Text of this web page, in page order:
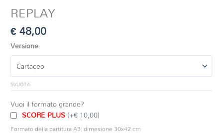
REPLAY
€48,00
Versione
SVUOTA
Vuoi il formato grande?
SCORE PLUS(+€ 10,00)
Formato della partitura A3: dimesione 30x42 cm